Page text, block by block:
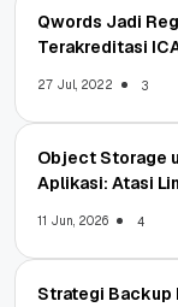
Qwords Jadi
Terakreditasi
27 Jul, 2022 3
Object Storage
Aplikasi: Atasi
11 Jun, 2026 4
Strategi Backup